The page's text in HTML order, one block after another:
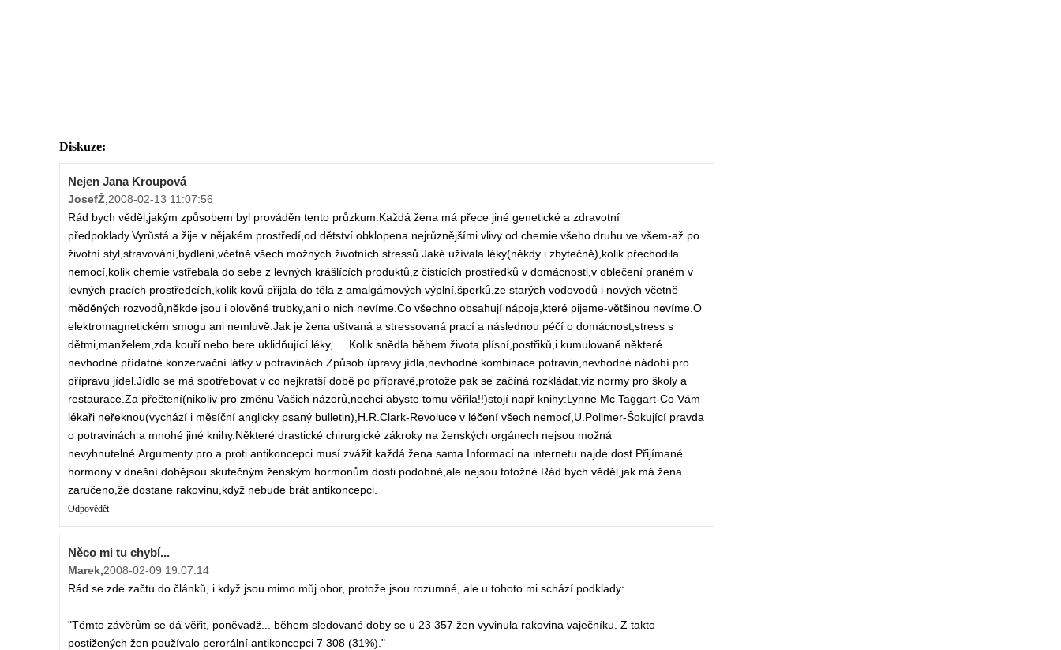
Diskuze:
Nejen Jana Kroupová
JosefŽ,2008-02-13 11:07:56
Rád bych věděl,jakým způsobem byl prováděn tento průzkum.Každá žena má přece jiné genetické a zdravotní
předpoklady.Vyrůstá a žije v nějakém prostředí,od dětství obklopena nejrůznějšími vlivy od chemie všeho druhu ve všem-až po
životní styl,stravování,bydlení,včetně všech možných životních stressů.Jaké užívala léky(někdy i zbytečně),kolik přechodila
nemocí,kolik chemie vstřebala do sebe z levných krášlících produktů,z čistících prostředků v domácnosti,v oblečení praném v
levných pracích prostředcích,kolik kovů přijala do těla z amalgámových výplní,šperků,ze starých vodovodů i nových včetně
měděných rozvodů,někde jsou i olověné trubky,ani o nich nevíme.Co všechno obsahují nápoje,které pijeme-většinou nevíme.O
elektromagnetickém smogu ani nemluvě.Jak je žena uštvaná a stressovaná prací a následnou péčí o domácnost,stress s
dětmi,manželem,zda kouří nebo bere uklidňující léky,... .Kolik snědla během života plísní,postřiků,i kumulovaně některé
nevhodné přídatné konzervační látky v potravinách.Způsob úpravy jídla,nevhodné kombinace potravin,nevhodné nádobí pro
přípravu jídel.Jídlo se má spotřebovat v co nejkratší době po přípravě,protože pak se začíná rozkládat,viz normy pro školy a
restaurace.Za přečtení(nikoliv pro změnu Vašich názorů,nechci abyste tomu věřila!!)stojí např knihy:Lynne Mc Taggart-Co Vám
lékaři neřeknou(vychází i měsíční anglicky psaný bulletin),H.R.Clark-Revoluce v léčení všech nemocí,U.Pollmer-Šokující pravda
o potravinách a mnohé jiné knihy.Některé drastické chirurgické zákroky na ženských orgánech nejsou možná
nevyhnutelné.Argumenty pro a proti antikoncepci musí zvážit každá žena sama.Informací na internetu najde dost.Přijímané
hormony v dnešní dobějsou skutečným ženským hormonům dosti podobné,ale nejsou totožné.Rád bych věděl,jak má žena
zaručeno,že dostane rakovinu,když nebude brát antikoncepci.
Odpovědět
Něco mi tu chybí...
Marek,2008-02-09 19:07:14
Rád se zde začtu do článků, i když jsou mimo můj obor, protože jsou rozumné, ale u tohoto mi schází podklady:
"Těmto závěrům se dá věřit, poněvadž... během sledované doby se u 23 357 žen vyvinula rakovina vaječníku. Z takto
postižených žen používalo perorální antikoncepci 7 308 (31%)."